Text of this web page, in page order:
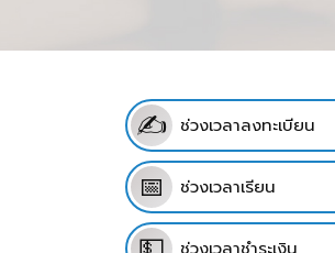
✍ ช่วงเวลาลงทะเบียน
📅 ช่วงเวลาเรียน